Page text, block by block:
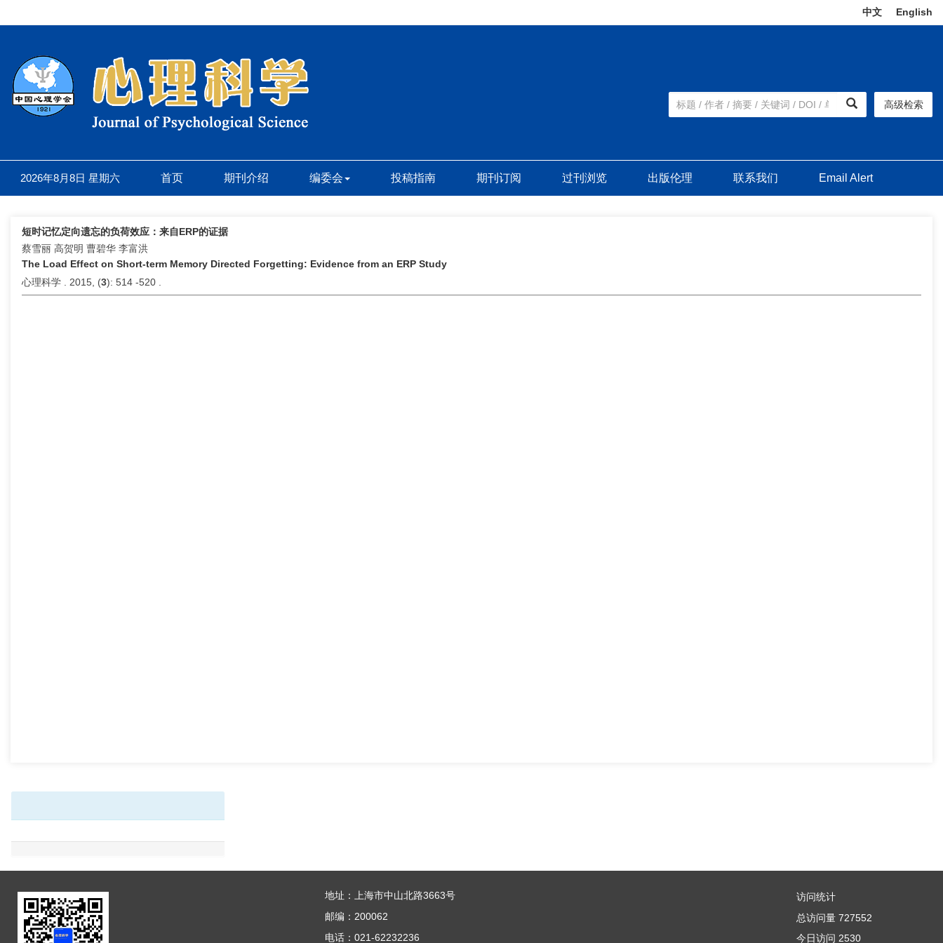
中文 English
高级检索
2026年8月8日 星期六 首页 期刊介绍 编委会 投稿指南 期刊订阅 过刊浏览 出版伦理 联系我们 Email Alert
短时记忆定向遗忘的负荷效应：来自ERP的证据
蔡雪丽 高贺明 曹碧华 李富洪
The Load Effect on Short-term Memory Directed Forgetting: Evidence from an ERP Study
心理科学 . 2015, (3): 514 -520 .
地址：上海市中山北路3663号
邮编：200062
电话：021-62232236
访问统计
总访问量 727552
今日访问 2530